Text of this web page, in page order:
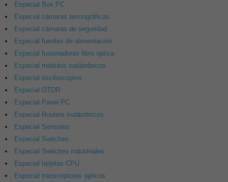
Especial Box PC
Especial cámaras termográficas
Especial cámaras de seguridad
Especial fuentes de alimentación
Especial fusionadoras fibra óptica
Especial módulos inalámbricos
Especial osciloscopios
Especial OTDR
Especial Panel PC
Especial Routers inalámbricos
Especial Sensores
Especial Switches
Especial Switches industriales
Especial tarjetas CPU
Especial transceptores ópticos